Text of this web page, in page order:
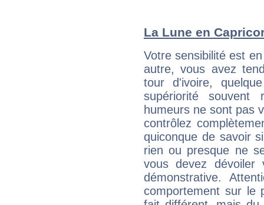
La Lune en
Votre sensibilité est
autre, vous avez
tour d'ivoire,
supériorité souvent
humeurs ne sont pas
contrôlez
quiconque de savoir
rien ou presque ne
vous devez
démonstrative.
comportement sur le